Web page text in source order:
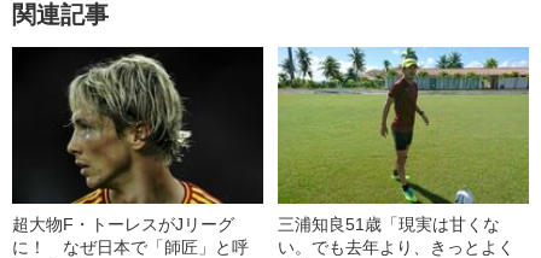
関連記事
超大物F・トーレスがJリーグ
に！ なぜ日本で「師匠」と呼
三浦知良51歳「現実は甘くな
い。でも去年より、きっとよく